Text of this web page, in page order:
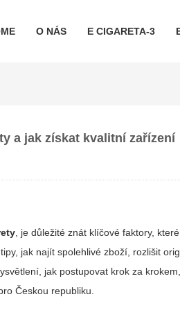
O NÁS E CIGARETA-3
a jak získat kvalitní zařízení
, je důležité znát klíčové faktory,
jak najít spolehlivé zboží, rozlišit
jak postupovat krok za
Českou republiku.